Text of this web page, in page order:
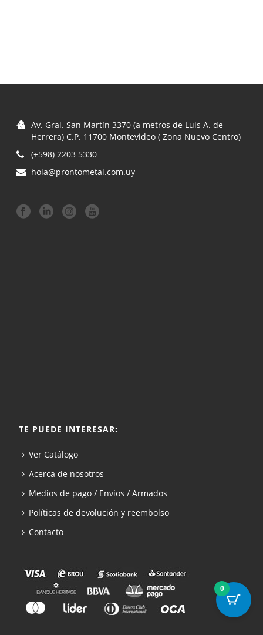
Av. Gral. San Martín 3370 (a metros de Luis A. de
Herrera) C.P. 11700 Montevideo ( Zona Nuevo Centro)
(+598) 2203 5330
hola@prontometal.com.uy
TE PUEDE INTERESAR:
Ver Catálogo
Acerca de nosotros
Medios de pago / Envíos / Armados
Políticas de devolución y reembolso
Contacto
0